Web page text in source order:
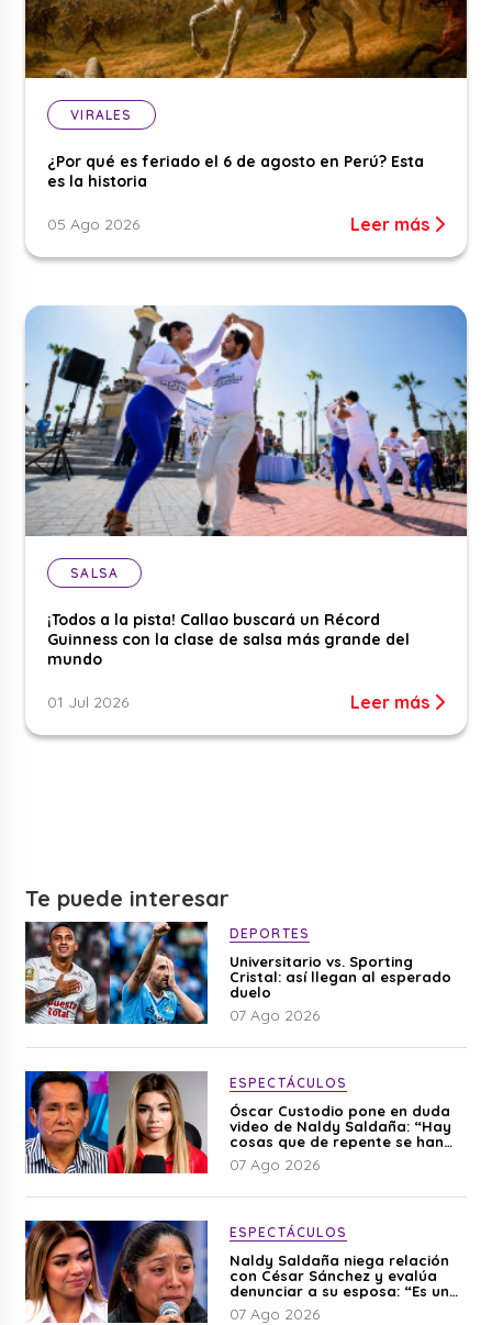
VIRALES
¿Por qué es feriado el 6 de agosto en Perú? Esta
es la historia
05 Ago 2026 Leer más
SALSA
¡Todos a la pista! Callao buscará un Récord
Guinness con la clase de salsa más grande del
mundo
01 Jul 2026 Leer más
Te puede interesar
DEPORTES
Universitario vs. Sporting
Cristal: así llegan al esperado
duelo
07 Ago 2026
ESPECTÁCULOS
Óscar Custodio pone en duda
video de Naldy Saldaña: “Hay
cosas que de repente se han
editado”
07 Ago 2026
ESPECTÁCULOS
Naldy Saldaña niega relación
con César Sánchez y evalúa
denunciar a su esposa: “Es una
difamación”
07 Ago 2026